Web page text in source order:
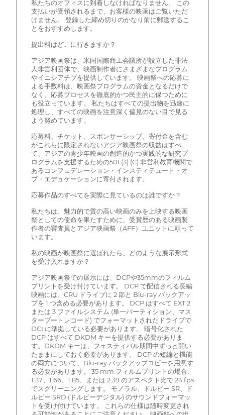
私たちのオフィスに到着しなければなりません。 この
支払いが受領されるまで、お客様の映画はご覧いただ
けません。 登録した締め切りのかなり前に郵送するこ
とをおすすめします。
提出料はどこに行きますか？
アジア映画祭は、米国国際商工会議所が設立した非法
人非営利団体で、映画制作者にさまざまなプログラム
やイニシアチブを提供しています。 映画祭への応募に
よる手数料は、映画祭プログラムの資金となるだけで
なく、応募プロセスを徹底的かつ民主的に保つために
も役立っています。 私たちはすべての提出物を迅速に
処理し、すべての映画を注意深く偏見のない目で見る
よう努めています。
応募料、チケット、スポンサーシップ、寄付金を含む
がこれらに限定されないアジア映画祭の収益はすべ
て、アジアの青少年映画の創造的かつ実践的な研究プ
ログラムを支援するための501 (3) (C) 非営利教育機関で
あるコンフェデレーション・インスティテュート・オ
ブ・エデュケーションに寄付されます。
応募作品のすべてを実際に見ているのは誰ですか？
私たちは、魅力的で質の高い映画のみを上映する映画
祭としての使命を果たすために、受賞歴のある映画製
作者の審査員とアジア映画祭（AFF）ユニットに頼って
います。
私の映画が映画祭に選ばれたら、どのような展示形式
を受け入れますか？
アジア映画祭での展示には、DCPや35mmのフィルム
プリントを受け付けています。 DCP で配信される長編
映画には、CRU ドライブに 2 部と Blu-ray バックアッ
プを 1 つ含める必要があります。 DCP はすべて EXT 2
または 3 ファイルシステム (単一パーティション、マス
ターブートレコード) でフォーマットされたドライブで
DCI に準拠している必要があります。 暗号化された
DCP はすべて DKDM キーを提供する必要がありま
す。DKDM キーは、フェスティバル期間中ずっと開い
たままにしておく必要があります。 DCP の短編と機能
の両方について、Blu-ray バックアップコピーを用意す
る必要があります。 35 mm フィルムプリントの場合、
1.37、1.66、1.85、または 2.39 のアスペクト比で 24 fps
でスクリーニングします。 モノラル、ドルビー SR、ド
ルビー SRD (ドルビーデジタル) のサウンドフォーマッ
トを受け付けています。 これらの仕様は随時変更され